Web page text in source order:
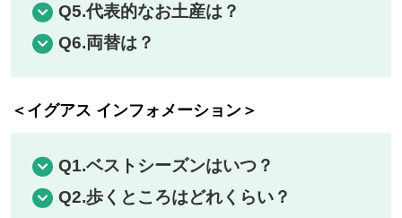
Q5.代表的なお土産は？
Q6.両替は？
＜イグアス インフォメーション＞
Q1.ベストシーズンはいつ？
Q2.歩くところはどれくらい？